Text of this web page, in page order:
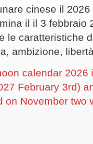
cinese il 2026
il il 3 febbraio
le caratteristiche
ambizione,
calendar 2026
February 3rd)
on November two